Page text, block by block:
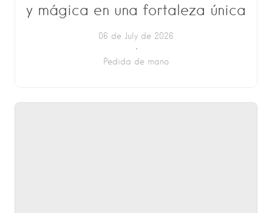
y mágica en una fortaleza única
06 de July de 2026
Pedida de mano